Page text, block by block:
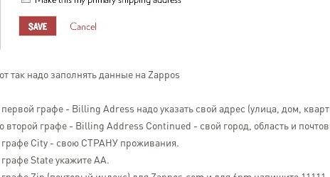
так надо заполнять данные на Zappos
графе - Billing Adress надо указать свой адрес (улица, дом,
второй графе - Billing Address Continued - свой город, область и
City - свою СТРАНУ проживания.
State укажите AA.